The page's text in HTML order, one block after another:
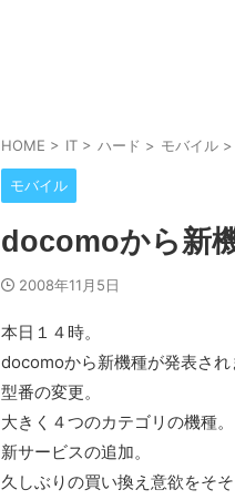
HOME > IT > ハード > モバイル >
モバイル
docomoから新
2008年11月5日
本日１４時。
docomoから新機種が発表され
型番の変更。
大きく４つのカテゴリの機種。
新サービスの追加。
久しぶりの買い換え意欲をそ